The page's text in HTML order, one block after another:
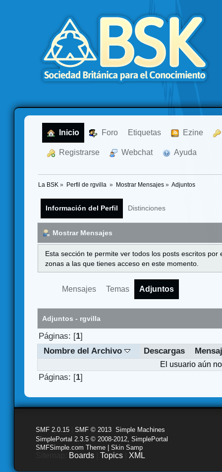
Inicio Foro Etiquetas Ezine
Registrarse Webchat Ayuda
La BSK » Perfil de rgvilla » Mostrar Mensajes» Adjuntos
Información del Perfil Distinciones
Mostrar Mensajes
Esta sección te permite ver todos los posts escritos
zonas a las que tienes acceso en este momento.
Mensajes Temas Adjuntos
Adjuntos - rgvilla
Páginas: [1]
Nombre del Archivo
Descargas
El usuario aún
Páginas: [1]
SMF 2.0.15 SMF © 2013 Simple Machines
SimplePortal 2.3.5 © 2008-2012, SimplePortal
SMFSimple.com Theme | Skin Samp
Boards Topics XML